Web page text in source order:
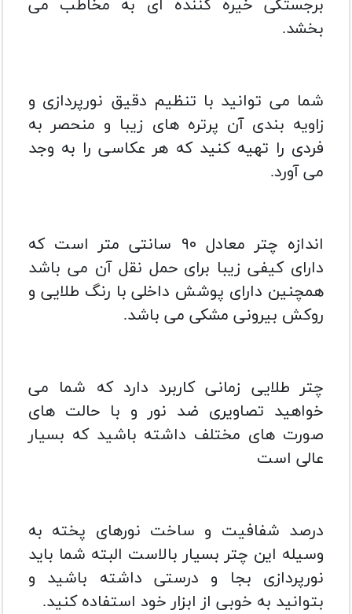
برجستگی خیره کننده ای به مخاطب می
بخشد.
شما می توانید با تنظیم دقیق نورپردازی و
زاویه بندی آن پرتره های زیبا و منحصر به
فردی را تهیه کنید که هر عکاسی را به وجد
می آورد.
اندازه چتر معادل ۹۰ سانتی متر است که
دارای کیفی زیبا برای حمل نقل آن می باشد
همچنین دارای پوشش داخلی با رنگ طلایی و
روکش بیرونی مشکی می باشد.
چتر طلایی زمانی کاربرد دارد که شما می
خواهید تصاویری ضد نور و با حالت های
صورت های مختلف داشته باشید که بسیار
عالی است
درصد شفافیت و ساخت نورهای پخته به
وسیله این چتر بسیار بالاست البته شما باید
نورپردازی بجا و درستی داشته باشید و
بتوانید به خوبی از ابزار خود استفاده کنید.